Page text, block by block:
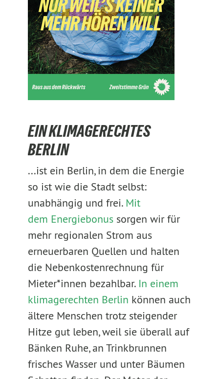
EIN KLIMAGERECHTES
BERLIN
...ist ein Berlin, in dem die Energie
so ist wie die Stadt selbst:
unabhängig und frei. Mit
dem Energiebonussorgen wir für
mehr regionalen Strom aus
erneuerbaren Quellen und halten
die Nebenkostenrechnung für
Mieter*innen bezahlbar. In einem
klimagerechten Berlin können auch
ältere Menschen trotz steigender
Hitze gut leben, weil sie überall auf
Bänken Ruhe, an Trinkbrunnen
frisches Wasser und unter Bäumen